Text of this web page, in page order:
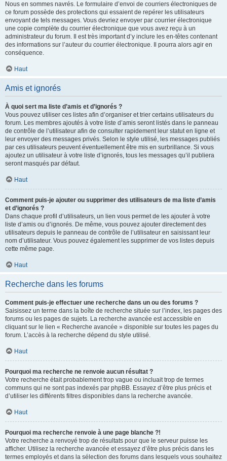
Nous en sommes navrés. Le formulaire d’envoi de courriers électroniques de
ce forum possède des protections qui essaient de repérer les utilisateurs
envoyant de tels messages. Vous devriez envoyer par courrier électronique
une copie complète du courrier électronique que vous avez reçu à un
administrateur du forum. Il est très important d’y inclure les en-têtes contenant
des informations sur l’auteur du courrier électronique. Il pourra alors agir en
conséquence.
Haut
Amis et ignorés
À quoi sert ma liste d’amis et d’ignorés ?
Vous pouvez utiliser ces listes afin d’organiser et trier certains utilisateurs du
forum. Les membres ajoutés à votre liste d’amis seront listés dans le panneau
de contrôle de l’utilisateur afin de consulter rapidement leur statut en ligne et
leur envoyer des messages privés. Selon le style utilisé, les messages publiés
par ces utilisateurs peuvent éventuellement être mis en surbrillance. Si vous
ajoutez un utilisateur à votre liste d’ignorés, tous les messages qu’il publiera
seront masqués par défaut.
Haut
Comment puis-je ajouter ou supprimer des utilisateurs de ma liste d’amis
et d’ignorés ?
Dans chaque profil d’utilisateurs, un lien vous permet de les ajouter à votre
liste d’amis ou d’ignorés. De même, vous pouvez ajouter directement des
utilisateurs depuis le panneau de contrôle de l’utilisateur en saisissant leur
nom d’utilisateur. Vous pouvez également les supprimer de vos listes depuis
cette même page.
Haut
Recherche dans les forums
Comment puis-je effectuer une recherche dans un ou des forums ?
Saisissez un terme dans la boîte de recherche située sur l’index, les pages des
forums ou les pages de sujets. La recherche avancée est accessible en
cliquant sur le lien « Recherche avancée » disponible sur toutes les pages du
forum. L’accès à la recherche dépend du style utilisé.
Haut
Pourquoi ma recherche ne renvoie aucun résultat ?
Votre recherche était probablement trop vague ou incluait trop de termes
communs qui ne sont pas indexés par phpBB. Essayez d’être plus précis et
d’utiliser les différents filtres disponibles dans la recherche avancée.
Haut
Pourquoi ma recherche renvoie à une page blanche ?!
Votre recherche a renvoyé trop de résultats pour que le serveur puisse les
afficher. Utilisez la recherche avancée et essayez d’être plus précis dans les
termes employés et dans la sélection des forums dans lesquels vous souhaitez